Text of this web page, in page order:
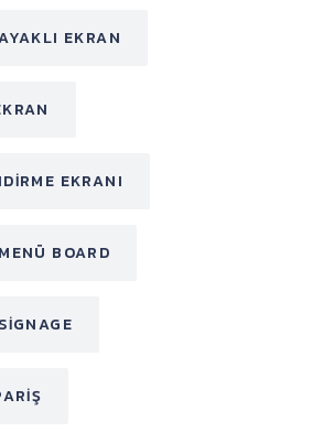
EKRAN
EKRANI
BOARD